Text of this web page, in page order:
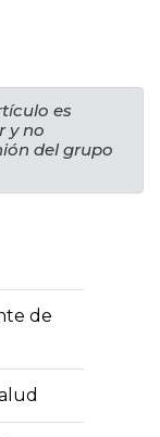
es
y no
del grupo
de